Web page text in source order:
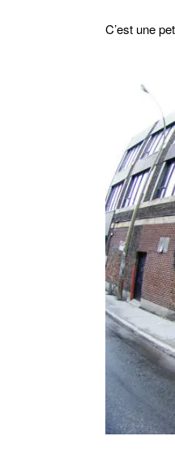
C’est une